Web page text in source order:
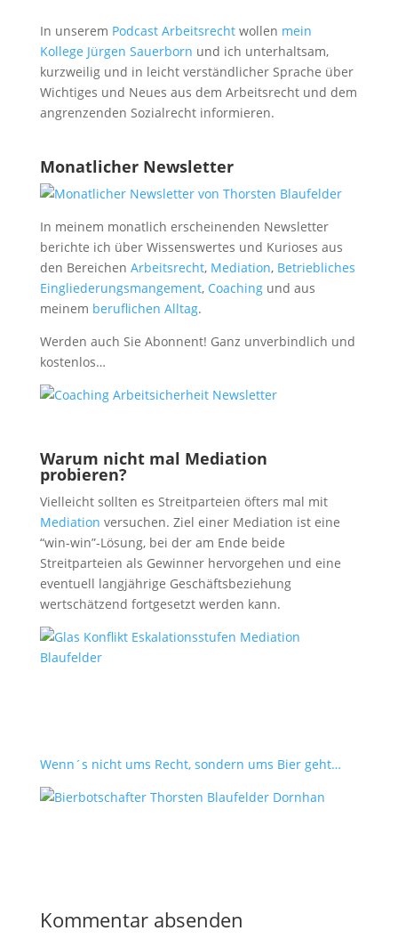
In unserem Podcast Arbeitsrechtwollen mein
Kollege Jürgen Sauerborn und ich unterhaltsam,
kurzweilig und in leicht verständlicher Sprache über
Wichtiges und Neues aus dem Arbeitsrecht und dem
angrenzenden Sozialrecht informieren.
Monatlicher Newsletter
In meinem monatlich erscheinenden Newsletter
berichte ich über Wissenswertes und Kurioses aus
den Bereichen Arbeitsrecht, Mediation, Betriebliches
Eingliederungsmangement, Coachingund aus
meinem beruflichen Alltag.
Werden auch Sie Abonnent! Ganz unverbindlich und
kostenlos…
Warum nicht mal Mediation
probieren?
Vielleicht sollten es Streitparteien öfters mal mit
Mediation versuchen. Ziel einer Mediation ist eine
“win-win”-Lösung, bei der am Ende beide
Streitparteien als Gewinner hervorgehen und eine
eventuell langjährige Geschäftsbeziehung
wertschätzend fortgesetzt werden kann.
Wenn´s nicht ums Recht, sondern ums Bier geht…
Kommentar absenden